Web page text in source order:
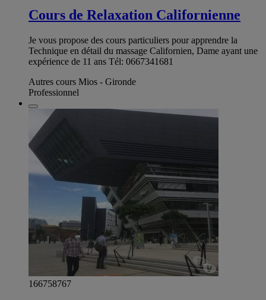
Cours de Relaxation Californienne
Je vous propose des cours particuliers pour apprendre la
Technique en détail du massage Californien, Dame ayant une
expérience de 11 ans Tél: 0667341681
Autres cours Mios - Gironde
Professionnel
166758767